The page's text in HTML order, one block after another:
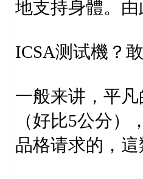
地支持身體。
ICSA测试機？
一般来讲，平
（好比5公分
品格请求的，